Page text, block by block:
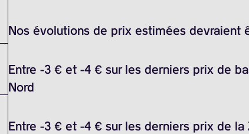
Nos évolutions de prix estimées devraient
Entre -3 € et -4 € sur les derniers prix de
Nord
Entre -3 € et -4 € sur les derniers prix de la